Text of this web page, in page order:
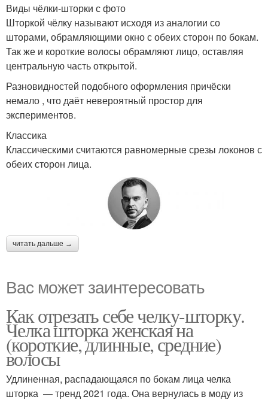
Виды чёлки-шторки с фото
Шторкой чёлку называют исходя из аналогии со
шторами, обрамляющими окно с обеих сторон по бокам.
Так же и короткие волосы обрамляют лицо, оставляя
центральную часть открытой.
Разновидностей подобного оформления причёски
немало , что даёт невероятный простор для
экспериментов.
Классика
Классическими считаются равномерные срезы локонов с
обеих сторон лица.
читать дальше →
Вас может заинтересовать
Как отрезать себе челку-шторку.
Челка шторка женская на
(короткие, длинные, средние)
волосы
Удлиненная, распадающаяся по бокам лица челка
шторка — тренд 2021 года. Она вернулась в моду из